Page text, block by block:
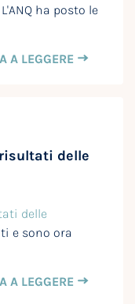
ha posto le
A LEGGERE
delle
delle
e sono ora
A LEGGERE